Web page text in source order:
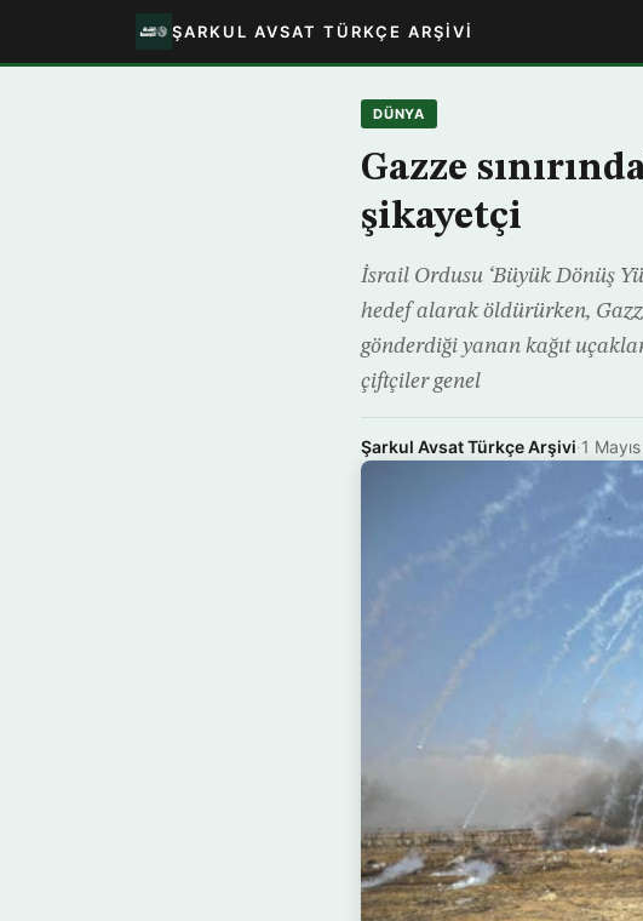
ŞARKUL AVSAT TÜRKÇE ARŞIVI
DÜNYA
Gazze
şikayetçi
İsrail Ordusu ‘Büyük Dönüş
hedef alarak öldürürken,
gönderdiği yanan kağıt
çiftçiler genel
Şarkul Avsat Türkçe Arşivi·1